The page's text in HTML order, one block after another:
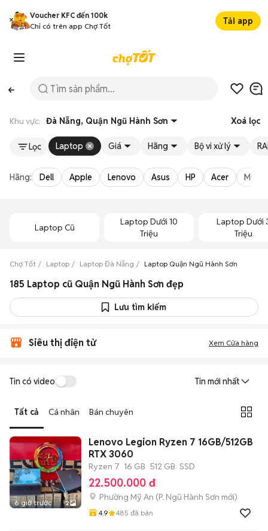
Voucher KFC đến 100k
Chỉ có trên app Chợ Tốt
Tải app
Khu vực: Đà Nẵng, Quận Ngũ Hành Sơn Xoá lọc
Lọc Laptop Giá Hãng Bộ vi xử lý
Hãng: Dell Apple Lenovo Asus HP Acer
Laptop Cũ
Laptop Dưới 10
Triệu
Laptop Dưới
Triệu
Chợ Tốt Laptop Laptop Đà Nẵng Laptop Quận Ngũ Hành Sơn
185 Laptop cũ Quận Ngũ Hành Sơn đẹp
Lưu tìm kiếm
Siêu thị điện tử Xem Cửa hàng
Tin có video Tin mới nhất
Tất cả Cá nhân Bán chuyên
6 giờ trước 2
Lenovo Legion Ryzen 7 16GB/512GB
RTX 3060
Ryzen 7 16 GB 512 GB SSD
22.500.000 đ
Phường Mỹ An (P. Ngũ Hành Sơn mới)
4.9 485 đã bán